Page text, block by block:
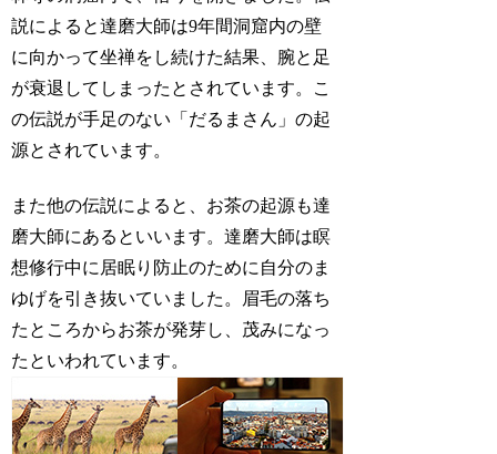
説によると達磨大師は9年間洞窟内の壁
に向かって坐禅をし続けた結果、腕と足
が衰退してしまったとされています。こ
の伝説が手足のない「だるまさん」の起
源とされています。
また他の伝説によると、お茶の起源も達
磨大師にあるといいます。達磨大師は瞑
想修行中に居眠り防止のために自分のま
ゆげを引き抜いていました。眉毛の落ち
たところからお茶が発芽し、茂みになっ
たといわれています。